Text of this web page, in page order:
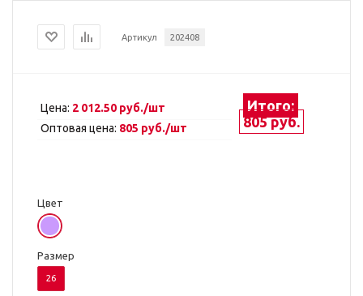
Артикул 202408
Цена: 2 012.50 руб./шт
Оптовая цена: 805 руб./шт
Итого:
805 руб.
Цвет
Размер
26